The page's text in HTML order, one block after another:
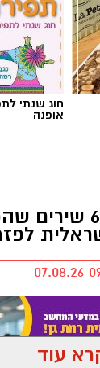
חוג שנתי
אופנה
לא רק בקלפי: 6
עוד